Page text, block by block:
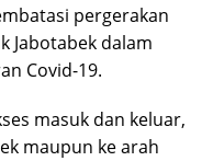
pergerakan
Jabotabek dalam
Covid-19.
masuk dan keluar,
maupun ke arah